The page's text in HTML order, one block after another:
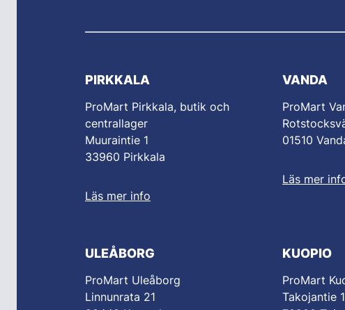
PIRKKALA
ProMart Pirkkala, butik och
centrallager
Muuraintie 1
33960 Pirkkala
Läs mer info
VANDA
ProMart
01510
Läs mer
ULEÅBORG
ProMart Uleåborg
Linnunrata 21
KUOPIO
ProMart
Takojantie